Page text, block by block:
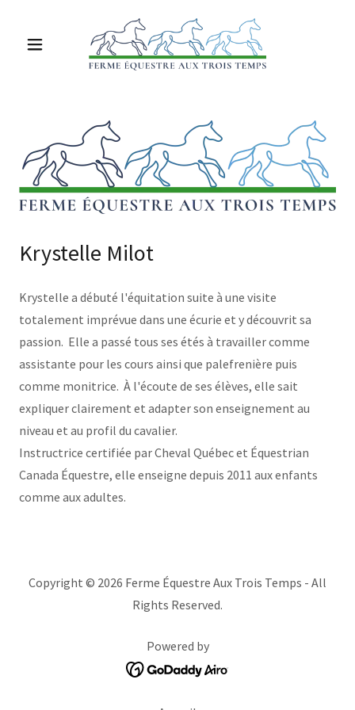
Krystelle Milot
Krystelle a débuté l'équitation suite à une visite
totalement imprévue dans une écurie et y découvrit sa
passion. Elle a passé tous ses étés à travailler comme
assistante pour les cours ainsi que palefrenière puis
comme monitrice. À l'écoute de ses élèves, elle sait
expliquer clairement et adapter son enseignement au
niveau et au profil du cavalier.
Instructrice certifiée par Cheval Québec et Équestrian
Canada Équestre, elle enseigne depuis 2011 aux enfants
comme aux adultes.
Copyright © 2026 Ferme Équestre Aux Trois Temps - All
Rights Reserved.
Powered by